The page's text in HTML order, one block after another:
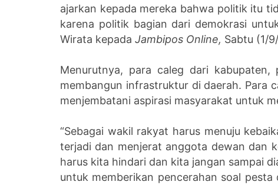
ajarkan kepada mereka bahwa politik itu
karena politik bagian dari demokrasi
Wirata kepada Jambipos Online, Sabtu (1/
Menurutnya, para caleg dari
membangun infrastruktur di daerah. Para
menjembatani aspirasi masyarakat untuk
“Sebagai wakil rakyat harus menuju
terjadi dan menjerat anggota dewan dan
harus kita hindari dan kita jangan sampai
untuk memberikan pencerahan soal